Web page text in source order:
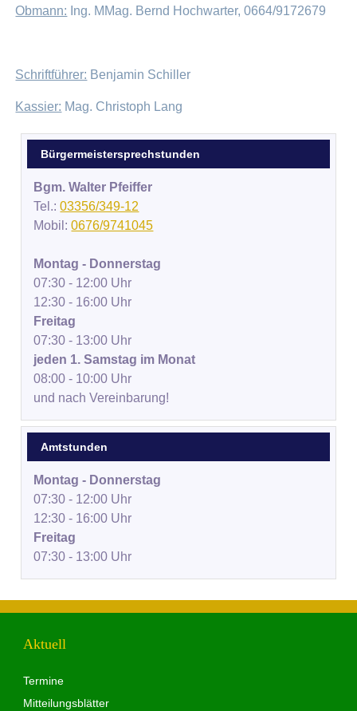
Obmann: Ing. MMag. Bernd Hochwarter, 0664/9172679
Schriftführer: Benjamin Schiller
Kassier: Mag. Christoph Lang
Bürgermeistersprechstunden
Bgm. Walter Pfeiffer
Tel.:03356/349-12
Mobil:0676/9741045
Montag - Donnerstag
07:30 - 12:00 Uhr
12:30 - 16:00 Uhr
Freitag
07:30 - 13:00 Uhr
jeden 1. Samstag im Monat
08:00 - 10:00 Uhr
und nach Vereinbarung!
Amtstunden
Montag - Donnerstag
07:30 - 12:00 Uhr
12:30 - 16:00 Uhr
Freitag
07:30 - 13:00 Uhr
Aktuell
Termine
Mitteilungsblätter